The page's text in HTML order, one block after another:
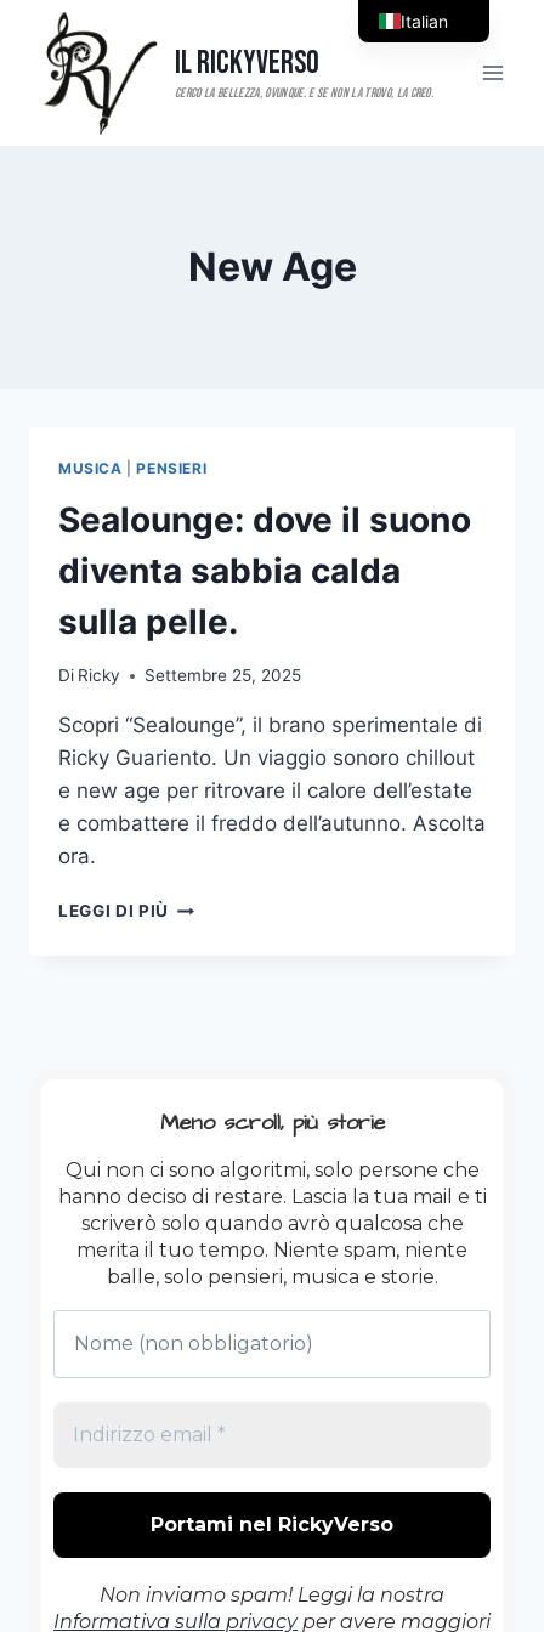
contenuto
Il RickyVerso
New Age
MUSICA |PENSIERI
Sealounge: dove il suono
diventa sabbia calda
sulla pelle.
Di Ricky Settembre 25, 2025
Scopri “Sealounge”, il brano sperimentale di
Ricky Guariento. Un viaggio sonoro chillout
e new age per ritrovare il calore dell’estate
e combattere il freddo dell’autunno. Ascolta
ora.
LEGGI DI PIÙ SEALOUNGE:
Meno scroll, più storie
Qui non ci sono algoritmi, solo persone che
hanno deciso di restare. Lascia la tua mail e ti
scriverò solo quando avrò qualcosa che
merita il tuo tempo. Niente spam, niente
balle, solo pensieri, musica e storie.
Non inviamo spam! Leggi la nostra
Informativa sulla privacyper avere maggiori
Italian